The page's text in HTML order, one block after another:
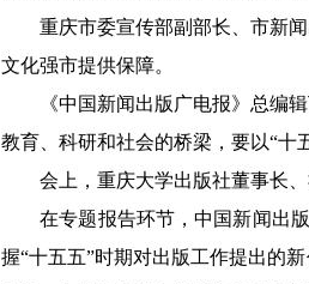
重庆市委宣传部副部长、市新闻
文化强市提供保障。
《中国新闻出版广电报》总编辑
教育、科研和社会的桥梁，要以“十
会上，重庆大学出版社董事长、
在专题报告环节，中国新闻出版
握“十五五”时期对出版工作提出的